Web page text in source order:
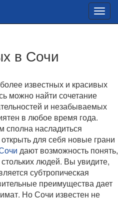
в Сочи
известных и красивых
можно найти сочетание
и незабываемых
в любое время года.
сполна насладиться
для себя новые грани
дают возможность понять,
людей. Вы увидите,
субтропическая
преимущества дает
Но Сочи известен не